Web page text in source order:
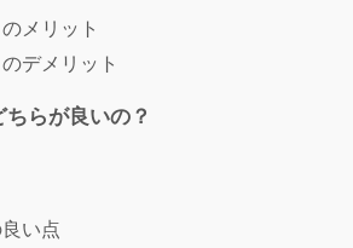
メリット
デメリット
らが良いの？
い点